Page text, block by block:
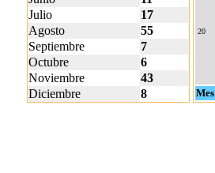
Julio
17
Agosto
55
Septiembre
7
Octubre
6
Noviembre
43
Diciembre
8
20
Mes